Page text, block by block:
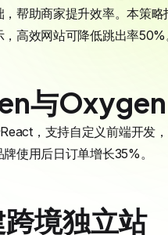
帮助商家提升效率。本策
高效网站可降低跳出率50%
与Oxygen
，支持自定义前端开发
使用后日订单增长35%。
境独立站